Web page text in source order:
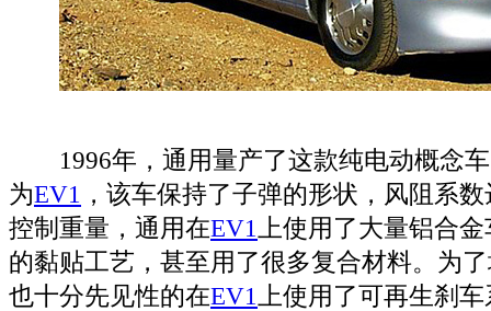
1996年，通用量产了这款纯电动概念车
为EV1 ，该车保持了子弹的形状，风阻系
控制重量，通用在EV1
上使用了大量铝合
的黏贴工艺，甚至用了很多复合材料。为
也十分先见性的在EV1
上使用了可再生刹